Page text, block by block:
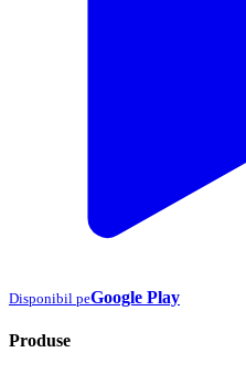
Disponibil peGoogle Play
Produse